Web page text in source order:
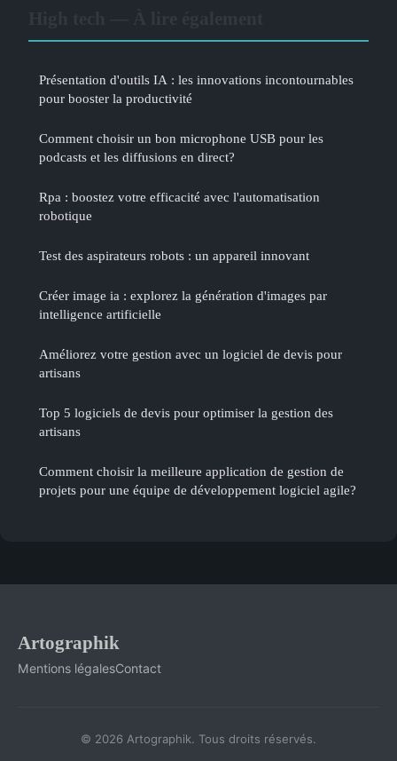
Présentation d'outils IA : les innovations incontournables
pour booster la productivité
Comment choisir un bon microphone USB pour les
podcasts et les diffusions en direct?
Rpa : boostez votre efficacité avec l'automatisation
robotique
Test des aspirateurs robots : un appareil innovant
Créer image ia : explorez la génération d'images par
intelligence artificielle
Améliorez votre gestion avec un logiciel de devis pour
artisans
Top 5 logiciels de devis pour optimiser la gestion des
artisans
Comment choisir la meilleure application de gestion de
projets pour une équipe de développement logiciel agile?
Artographik
Mentions légalesContact
© 2026 Artographik. Tous droits réservés.